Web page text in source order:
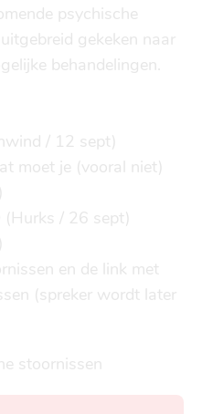
psychische
gekeken naar
behandelingen.
/ 12 sept)
moet je (vooral niet)
(Hurks / 26 sept)
en de link met
(spreker wordt later